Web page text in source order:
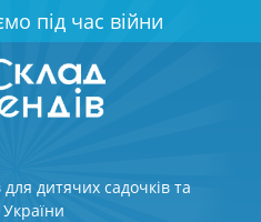
під час війни
дитячих садочків та